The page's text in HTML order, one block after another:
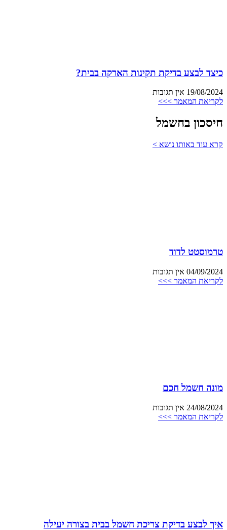
כיצד לבצע בדיקת תקינות הארקה בבית?
19/08/2024 אין תגובות
לקריאת המאמר >>>
חיסכון בחשמל
קרא עוד באותו נושא >
טרמוסטט לדוד
04/09/2024 אין תגובות
לקריאת המאמר >>>
מונה חשמל חכם
24/08/2024 אין תגובות
לקריאת המאמר >>>
איך לבצע בדיקת צריכת חשמל בבית בצורה יעילה